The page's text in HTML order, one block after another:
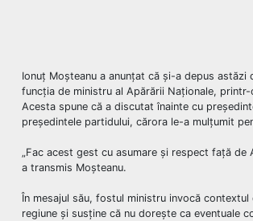
Ionuț Moșteanu a anunțat că și-a depus astăzi
funcția de ministru al Apărării Naționale,
Acesta spune că a discutat înainte cu
președintele partidului, cărora le-a mulțumit
„Fac acest gest cu asumare și respect față de
a transmis Moșteanu.
În mesajul său, fostul ministru invocă
regiune și susține că nu dorește ca eventuale